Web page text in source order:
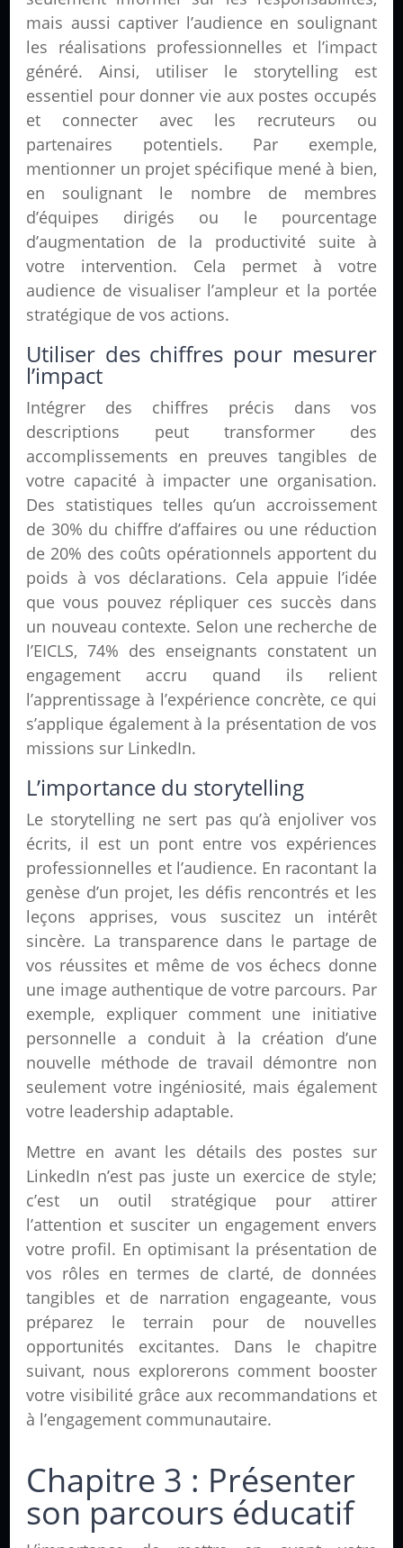
mais aussi captiver l’audience en soulignant
les réalisations professionnelles et l’impact
généré. Ainsi, utiliser le storytelling est
essentiel pour donner vie aux postes occupés
et connecter avec les recruteurs ou
partenaires potentiels. Par exemple,
mentionner un projet spécifique mené à bien,
en soulignant le nombre de membres
d’équipes dirigés ou le pourcentage
d’augmentation de la productivité suite à
votre intervention. Cela permet à votre
audience de visualiser l’ampleur et la portée
stratégique de vos actions.
Utiliser des chiffres pour mesurer
l’impact
Intégrer des chiffres précis dans vos
descriptions peut transformer des
accomplissements en preuves tangibles de
votre capacité à impacter une organisation.
Des statistiques telles qu’un accroissement
de 30% du chiffre d’affaires ou une réduction
de 20% des coûts opérationnels apportent du
poids à vos déclarations. Cela appuie l’idée
que vous pouvez répliquer ces succès dans
un nouveau contexte. Selon une recherche de
l’EICLS, 74% des enseignants constatent un
engagement accru quand ils relient
l’apprentissage à l’expérience concrète, ce qui
s’applique également à la présentation de vos
missions sur LinkedIn.
L’importance du storytelling
Le storytelling ne sert pas qu’à enjoliver vos
écrits, il est un pont entre vos expériences
professionnelles et l’audience. En racontant la
genèse d’un projet, les défis rencontrés et les
leçons apprises, vous suscitez un intérêt
sincère. La transparence dans le partage de
vos réussites et même de vos échecs donne
une image authentique de votre parcours. Par
exemple, expliquer comment une initiative
personnelle a conduit à la création d’une
nouvelle méthode de travail démontre non
seulement votre ingéniosité, mais également
votre leadership adaptable.
Mettre en avant les détails des postes sur
LinkedIn n’est pas juste un exercice de style;
c’est un outil stratégique pour attirer
l’attention et susciter un engagement envers
votre profil. En optimisant la présentation de
vos rôles en termes de clarté, de données
tangibles et de narration engageante, vous
préparez le terrain pour de nouvelles
opportunités excitantes. Dans le chapitre
suivant, nous explorerons comment booster
votre visibilité grâce aux recommandations et
à l’engagement communautaire.
Chapitre 3 : Présenter
son parcours éducatif